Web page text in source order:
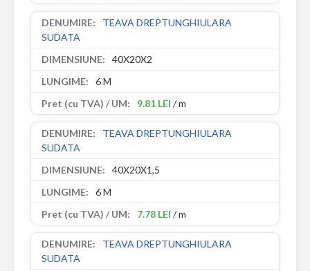
TEAVA DREPTUNGHIULARA
SUDATA
40X20X2
6 M
9.81 LEI / m
TEAVA DREPTUNGHIULARA
SUDATA
40X20X1,5
6 M
7.78 LEI / m
TEAVA DREPTUNGHIULARA
SUDATA